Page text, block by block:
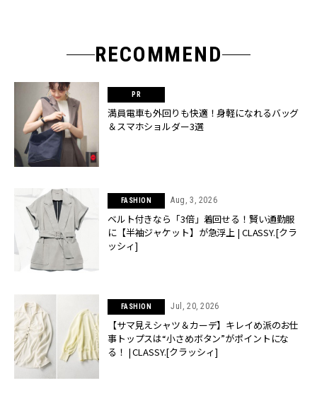
RECOMMEND
満員電車も外回りも快適！身軽になれるバッグ
＆スマホショルダー3選
FASHION Aug, 3, 2026
ベルト付きなら「3倍」着回せる！賢い通勤服
に【半袖ジャケット】が急浮上 | CLASSY.[クラ
ッシィ]
FASHION Jul, 20, 2026
【サマ見えシャツ＆カーデ】キレイめ派のお仕
事トップスは“小さめボタン”がポイントにな
る！ | CLASSY.[クラッシィ]